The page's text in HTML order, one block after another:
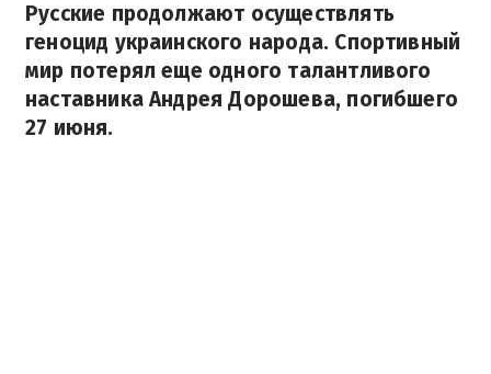
Русские продолжают осуществлять
геноцид украинского народа. Спортивный
мир потерял еще одного талантливого
наставника Андрея Дорошева, погибшего
27 июня.